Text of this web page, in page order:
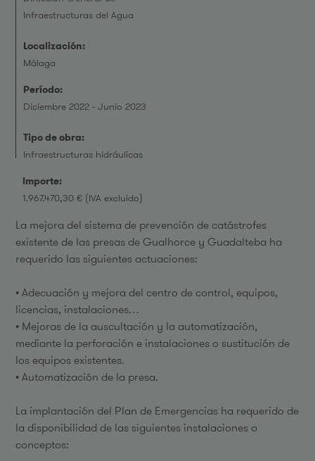
Infraestructuras del Agua
Localización:
Málaga
Período:
Diciembre 2022 - Junio 2023
Tipo de obra:
Infraestructuras hidráulicas
Importe:
1.967.470,30 € (IVA excluido)
La mejora del sistema de prevención de catástrofes
existente de las presas de Gualhorce y Guadalteba ha
requerido las siguientes actuaciones:
• Adecuación y mejora del centro de control, equipos,
licencias, instalaciones…
• Mejoras de la auscultación y la automatización,
mediante la perforación e instalaciones o sustitución de
los equipos existentes.
• Automatización de la presa.
La implantación del Plan de Emergencias ha requerido de
la disponibilidad de las siguientes instalaciones o
conceptos: